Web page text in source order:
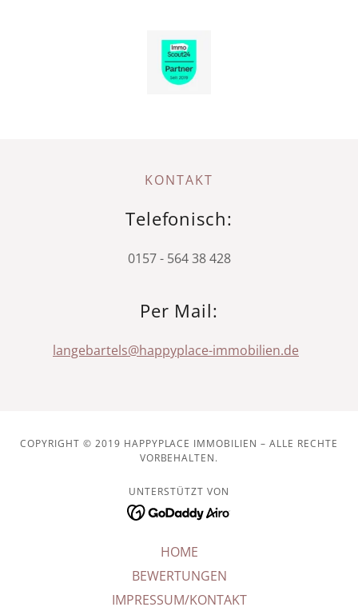
KONTAKT
Telefonisch:
0157 - 564 38 428
Per Mail:
langebartels@happyplace-immobilien.de
COPYRIGHT © 2019 HAPPYPLACE IMMOBILIEN – ALLE RECHTE
VORBEHALTEN.
UNTERSTÜTZT VON
HOME
BEWERTUNGEN
IMPRESSUM/KONTAKT